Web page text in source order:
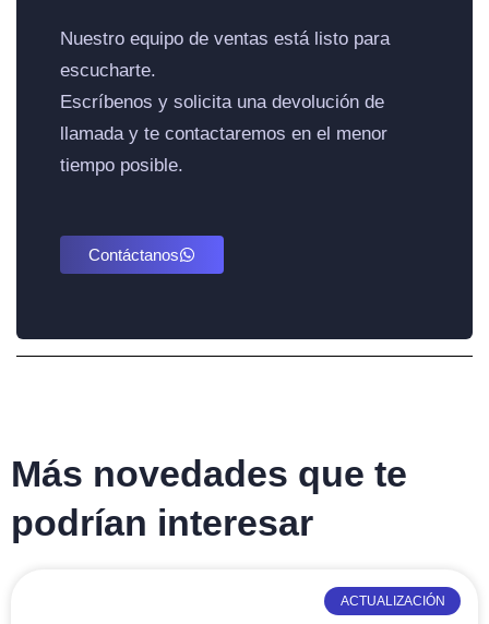
Nuestro equipo de ventas está listo para
escucharte.
Escríbenos y solicita una devolución de
llamada y te contactaremos en el menor
tiempo posible.
Contáctanos
Más novedades que te
podrían interesar
ACTUALIZACIÓN